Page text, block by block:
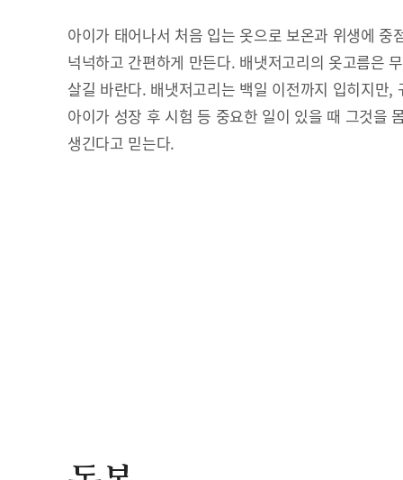
아이가 태어나서 처음 입는 옷으로 보온과 위생에 중
넉넉하고 간편하게 만든다. 배냇저고리의 옷고름은
살길 바란다. 배냇저고리는 백일 이전까지 입히지만,
아이가 성장 후 시험 등 중요한 일이 있을 때 그것을
생긴다고 믿는다.